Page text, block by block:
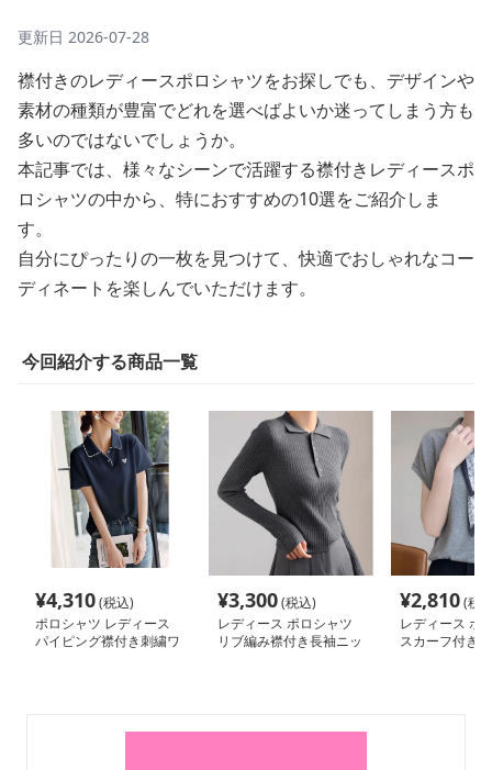
更新日 2026-07-28
襟付きのレディースポロシャツをお探しでも、デザインや
素材の種類が豊富でどれを選べばよいか迷ってしまう方も
多いのではないでしょうか。
本記事では、様々なシーンで活躍する襟付きレディースポ
ロシャツの中から、特におすすめの10選をご紹介しま
す。
自分にぴったりの一枚を見つけて、快適でおしゃれなコー
ディネートを楽しんでいただけます。
今回紹介する商品一覧
¥4,310(税込)
ポロシャツ レディース
パイピング襟付き刺繍ワ
¥3,300(税込)
レディース ポロシャツ
リブ編み襟付き長袖ニッ
¥2,810(税
レディース ポ
スカーフ付き